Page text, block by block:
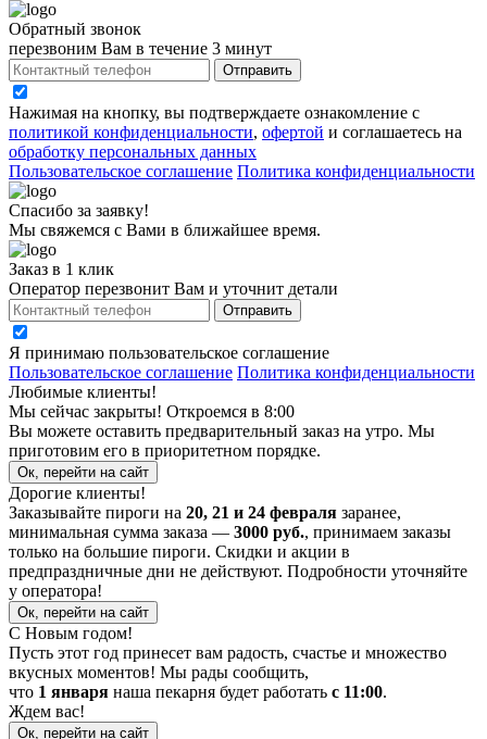
Обратный звонок
перезвоним Вам в течение 3 минут
Отправить
Нажимая на кнопку, вы подтверждаете ознакомление с
политикой конфиденциальности, офертой и соглашаетесь на
обработку персональных данных
Пользовательское соглашение Политика конфиденциальности
Спасибо за заявку!
Мы свяжемся с Вами в ближайшее время.
Заказ в 1 клик
Оператор перезвонит Вам и уточнит детали
Отправить
Я принимаю пользовательское соглашение
Пользовательское соглашение Политика конфиденциальности
Любимые клиенты!
Мы сейчас закрыты! Откроемся в 8:00
Вы можете оставить предварительный заказ на утро. Мы
приготовим его в приоритетном порядке.
Ок, перейти на сайт
Дорогие клиенты!
Заказывайте пироги на 20, 21 и 24 февраля заранее,
минимальная сумма заказа — 3000 руб., принимаем заказы
только на большие пироги. Скидки и акции в
предпраздничные дни не действуют. Подробности уточняйте
у оператора!
Ок, перейти на сайт
С Новым годом!
Пусть этот год принесет вам радость, счастье и множество
вкусных моментов! Мы рады сообщить,
что 1 января наша пекарня будет работать с 11:00.
Ждем вас!
Ок, перейти на сайт